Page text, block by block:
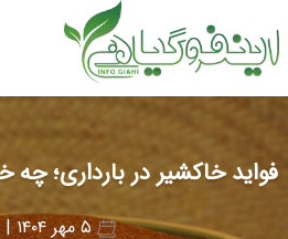
فواید خاکشیر در بارداری؛
۵ مهر ۱۴۰۴ | ۱۳:۱۸